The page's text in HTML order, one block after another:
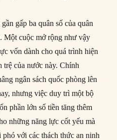
gấp ba quân số của quân
Một cuộc mở rộng như vậy
vốn dành cho quá trình hiện
trệ của nước này. Chính
ngân sách quốc phòng lên
nhưng việc duy trì một bộ
phần lớn số tiền tăng thêm
những năng lực cốt yếu mà
với các thách thức an ninh